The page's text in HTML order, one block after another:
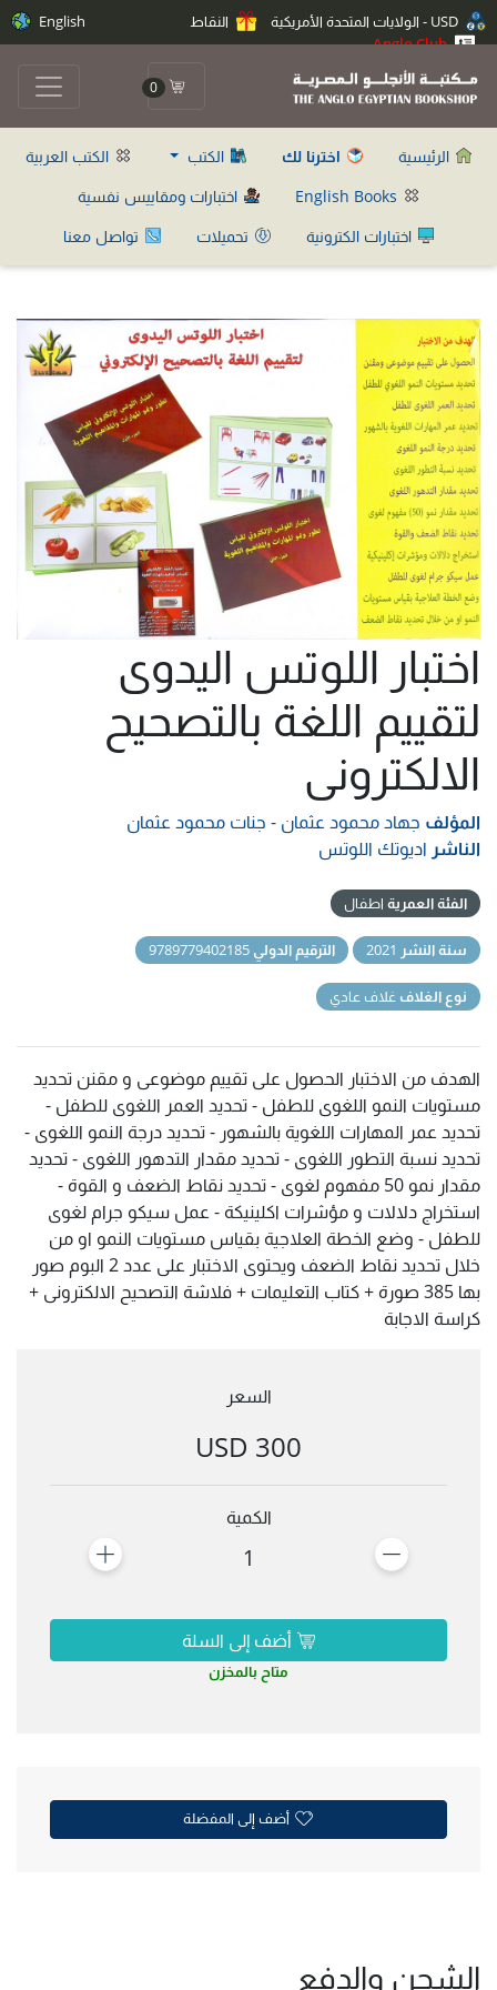
النقاط
Anglo Club
English
0
الرئيسية اخترنا لك الكتب
الكتب العربية
اختبارات ومقاييس نفسية
اختبارات الكترونية
تحميلات تواصل معنا
اختبار اللوتس اليدوى
لتقييم اللغة بالتصحيح
الالكترونى
المؤلف جهاد محمود عثمان - جنات محمود عثمان
الناشر اديوتك اللوتس
الفئة العمرية اطفال
سنة النشر الترقيم الدولي
نوع الغلاف غلاف عادي
الهدف من الاختبار الحصول على تقييم موضوعى و مقنن تحديد
مستويات النمو اللغوى للطفل - تحديد العمر اللغوى للطفل -
تحديد عمر المهارات اللغوية بالشهور - تحديد درجة النمو اللغوى -
تحديد نسبة التطور اللغوى - تحديد مقدار التدهور اللغوى - تحديد
مقدار نمو 50 مفهوم لغوى - تحديد نقاط الضعف و القوة -
استخراج دلالات و مؤشرات اكلينيكة - عمل سيكو جرام لغوى
للطفل - وضع الخطة العلاجية بقياس مستويات النمو او من
خلال تحديد نقاط الضعف ويحتوى الاختبار على عدد 2 البوم صور
بها 385 صورة + كتاب التعليمات + فلاشة التصحيح الالكترونى +
كراسة الاجابة
السعر
300 USD
الكمية
1
أضف إلى السلة
متاح بالمخزن
أضف إلى المفضلة
الشحن والدفع